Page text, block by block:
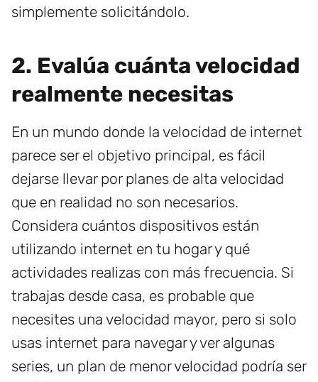
simplemente solicitándolo.
2. Evalúa cuánta velocidad
realmente necesitas
En un mundo donde la velocidad de internet
parece ser el objetivo principal, es fácil
dejarse llevar por planes de alta velocidad
que en realidad no son necesarios.
Considera cuántos dispositivos están
utilizando internet en tu hogar y qué
actividades realizas con más frecuencia. Si
trabajas desde casa, es probable que
necesites una velocidad mayor, pero si solo
usas internet para navegar y ver algunas
series, un plan de menor velocidad podría ser